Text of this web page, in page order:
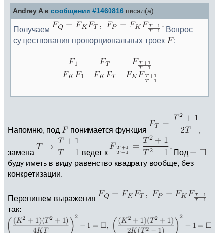
Andrey A в сообщении #1460816 писал(а):
Получаем
Вопрос
существования пропорциональных троек
:
Напомню, под понимается функция ,
замена ведет к
Под
буду иметь в виду равенство квадрату вообще, без
конкретизации.
Перепишем выражения
так: